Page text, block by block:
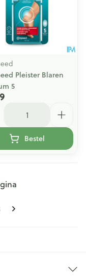
Pleister Blaren
5
Bestel
pagina